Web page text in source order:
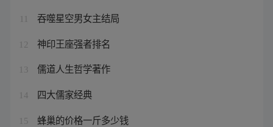
吞噬星空男女主结局
12 神印王座强者排名
13 儒道人生哲学著作
14 四大儒家经典
15 蜂巢的价格一斤多少钱